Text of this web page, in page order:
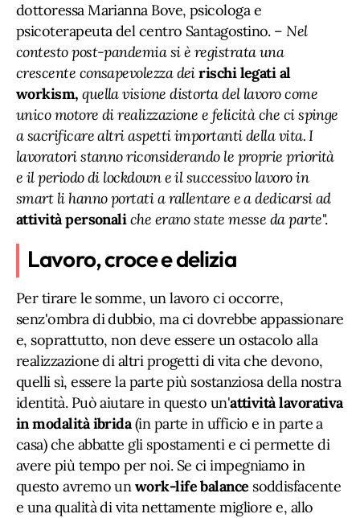
dottoressa Marianna Bove, psicologa e
psicoterapeuta del centro Santagostino. –Nel
contesto post-pandemia si è registrata una
crescente consapevolezza deirischi legati al
workism,quella visione distorta del lavoro come
unico motore di realizzazione e felicità che ci spinge
a sacrificare altri aspetti importanti della vita. I
lavoratori stanno riconsiderando le proprie priorità
e il periodo di lockdown e il successivo lavoro in
smart li hanno portati a rallentare e a dedicarsi ad
attività personaliche erano state messe da parte".
Lavoro, croce e delizia
Per tirare le somme, un lavoro ci occorre,
senz'ombra di dubbio, ma ci dovrebbe appassionare
e, soprattutto, non deve essere un ostacolo alla
realizzazione di altri progetti di vita che devono,
quelli sì, essere la parte più sostanziosa della nostra
identità. Può aiutare in questo un'attività lavorativa
in modalità ibrida(in parte in ufficio e in parte a
casa) che abbatte gli spostamenti e ci permette di
avere più tempo per noi. Se ci impegniamo in
questo avremo unwork-life balance soddisfacente
e una qualità di vita nettamente migliore e, allo